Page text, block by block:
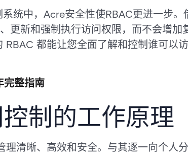
统中，Acre安全性使RBAC更进一步
更新和强制执行访问权限，而不会增加
都能让您全面了解和控制谁可以
完整指南
制的工作原理
清晰、高效和安全。与其逐一向个人